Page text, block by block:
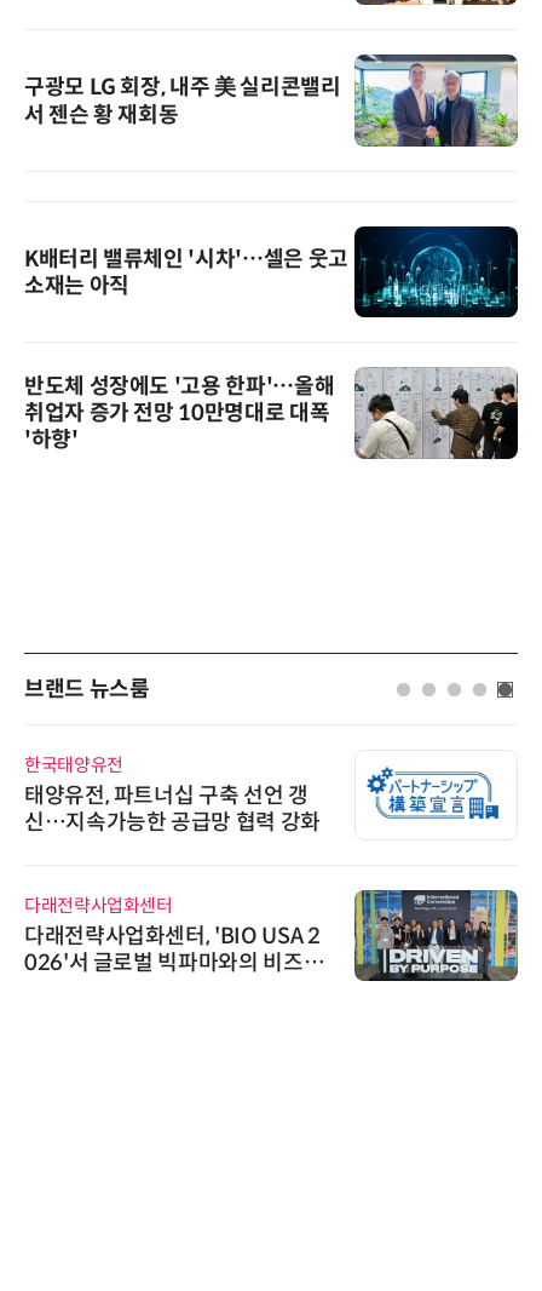
구광모 LG 회장, 내주 美 실리콘밸리
서 젠슨 황 재회동
K배터리 밸류체인 '시차'…셀은 웃고
소재는 아직
반도체 성장에도 '고용 한파'…올해
취업자 증가 전망 10만명대로 대폭
'하향'
브랜드 뉴스룸
한국태양유전
태양유전, 파트너십 구축 선언 갱
신…지속가능한 공급망 협력 강화
다래전략사업화센터
다래전략사업화센터, 'BIO USA 2
026'서 글로벌 빅파마와의 비즈니